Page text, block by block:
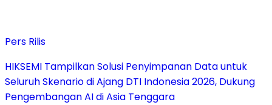
Pers Rilis
HIKSEMI Tampilkan Solusi Penyimpanan Data untuk
Seluruh Skenario di Ajang DTI Indonesia 2026, Dukung
Pengembangan AI di Asia Tenggara